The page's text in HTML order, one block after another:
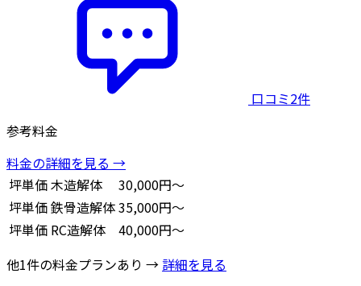
口コミ2件
参考料金
料金の詳細を見る →
坪単価木造解体
30,000円～
坪単価鉄骨造解体35,000円～
坪単価 RC造解体
40,000円～
他1件の料金プランあり → 詳細を見る